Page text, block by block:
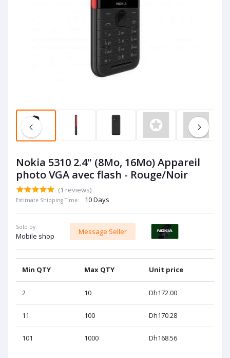
Nokia 5310 2.4" (8Mo, 16Mo) Appareil
photo VGA avec flash - Rouge/Noir
(1 reviews)
Estimate Shipping Time: 10 Days
Sold by:
Mobile shop
Message Seller
Min QTY Max QTY Unit price
2 10 Dh172.00
11 100 Dh170.28
101 1000 Dh168.56